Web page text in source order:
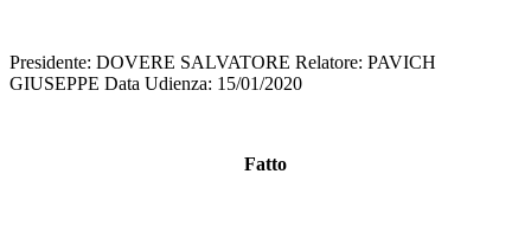
Presidente: DOVERE SALVATORE Relatore: PAVICH
GIUSEPPE Data Udienza: 15/01/2020
Fatto